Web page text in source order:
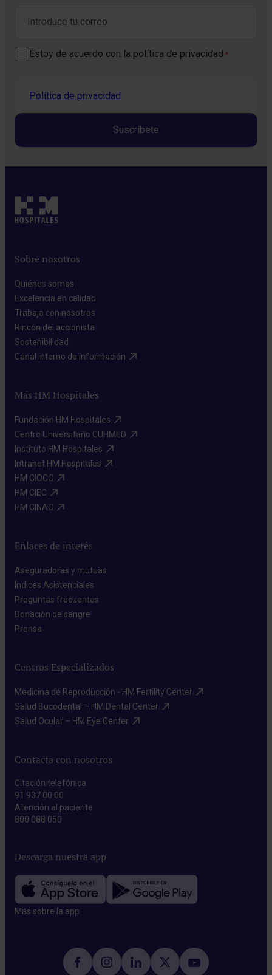
Consentimiento *
Estoy de acuerdo con la política de privacidad *
Política de privacidad
Sobre nosotros
Quiénes somos​
Excelencia en calidad​
Trabaja con nosotros​
Rincón del accionista​
Sostenibilidad​
Canal interno de información​
Más HM Hospitales
Fundación HM Hospitales​
Centro Universitario CUHMED​
Instituto HM Hospitales​
Intranet HM Hospitales​
HM CIOCC​
HM CIEC​
HM CINAC​
Enlaces de interés
Aseguradoras y mutuas​
Índices Asistenciales​
Preguntas frecuentes​
Donación de sangre​
Prensa​
Centros Especializados
Medicina de Reproducción - HM Fertility Center​
Salud Bucodental – HM Dental Center​
Salud Ocular – HM Eye Center​
Contacta con nosotros
Citación telefónica
91 937 00 00
Atención al paciente
800 088 050
Descarga nuestra app
Más sobre la app​